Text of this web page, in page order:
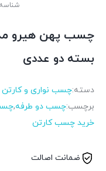
بسته دو عددی
دسته:چسب نواری و کارتن
برچسب:چسب دو طرفه,
خرید چسب کارتن
ضمانت اصالت